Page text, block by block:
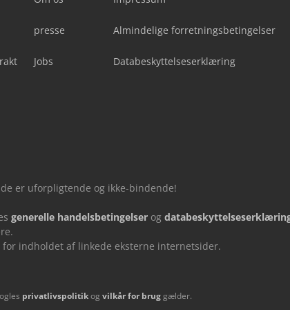
presse
Jobs
Almindelige forretningsbetingelser
Databeskyttelseserklæring
er uforpligtende og ikke-bindende!
generelle handelsbetingelser og
for indholdet af linkede eksterne internetsider.
privatlivspolitikog vilkår for brug gælder.